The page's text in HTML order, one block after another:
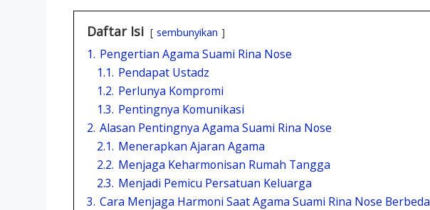
Daftar Isi sembunyikan
1. Pengertian Agama Suami Rina Nose
1.1. Pendapat Ustadz
1.2. Perlunya Kompromi
1.3. Pentingnya Komunikasi
2. Alasan Pentingnya Agama Suami Rina Nose
2.1. Menerapkan Ajaran Agama
2.2. Menjaga Keharmonisan Rumah Tangga
2.3. Menjadi Pemicu Persatuan Keluarga
3. Cara Menjaga Harmoni Saat Agama Suami Rina Nose Berbeda